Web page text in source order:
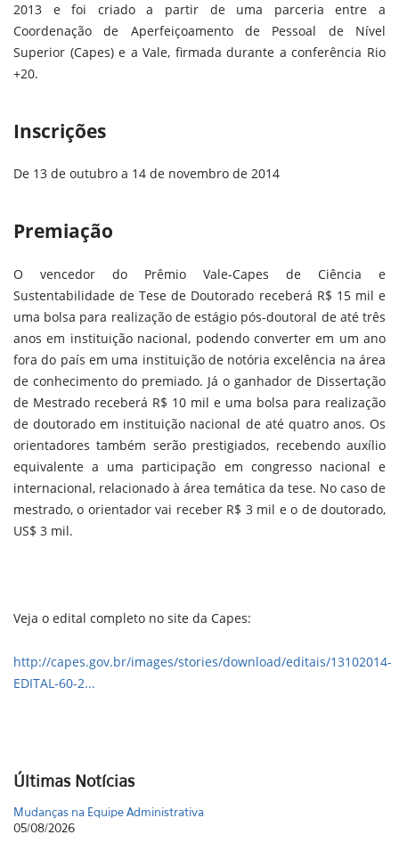
2013 e foi criado a partir de uma parceria entre a
Coordenação de Aperfeiçoamento de Pessoal de Nível
Superior (Capes) e a Vale, firmada durante a conferência Rio
+20.
Inscrições
De 13 de outubro a 14 de novembro de 2014
Premiação
O vencedor do Prêmio Vale-Capes de Ciência e
Sustentabilidade de Tese de Doutorado receberá R$ 15 mil e
uma bolsa para realização de estágio pós-doutoral de até três
anos em instituição nacional, podendo converter em um ano
fora do país em uma instituição de notória excelência na área
de conhecimento do premiado. Já o ganhador de Dissertação
de Mestrado receberá R$ 10 mil e uma bolsa para realização
de doutorado em instituição nacional de até quatro anos. Os
orientadores também serão prestigiados, recebendo auxílio
equivalente a uma participação em congresso nacional e
internacional, relacionado à área temática da tese. No caso de
mestrado, o orientador vai receber R$ 3 mil e o de doutorado,
US$ 3 mil.
Veja o edital completo no site da Capes:
http://capes.gov.br/images/stories/download/editais/13102014-
EDITAL-60-2...
Últimas Notícias
Mudanças na Equipe Administrativa
05/08/2026